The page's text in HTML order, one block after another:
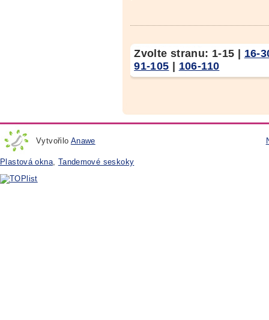
Zvolte stranu: 1-15
16-
91-105
106-110
Vytvořilo Anawe
Plastová okna, Tandemové seskoky